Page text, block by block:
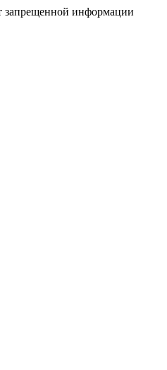
запрещенной информации